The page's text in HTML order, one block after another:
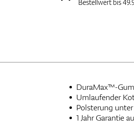
Bestellwert bis
DuraMax™-
Umlaufender
Polsterung
1 Jahr Garantie